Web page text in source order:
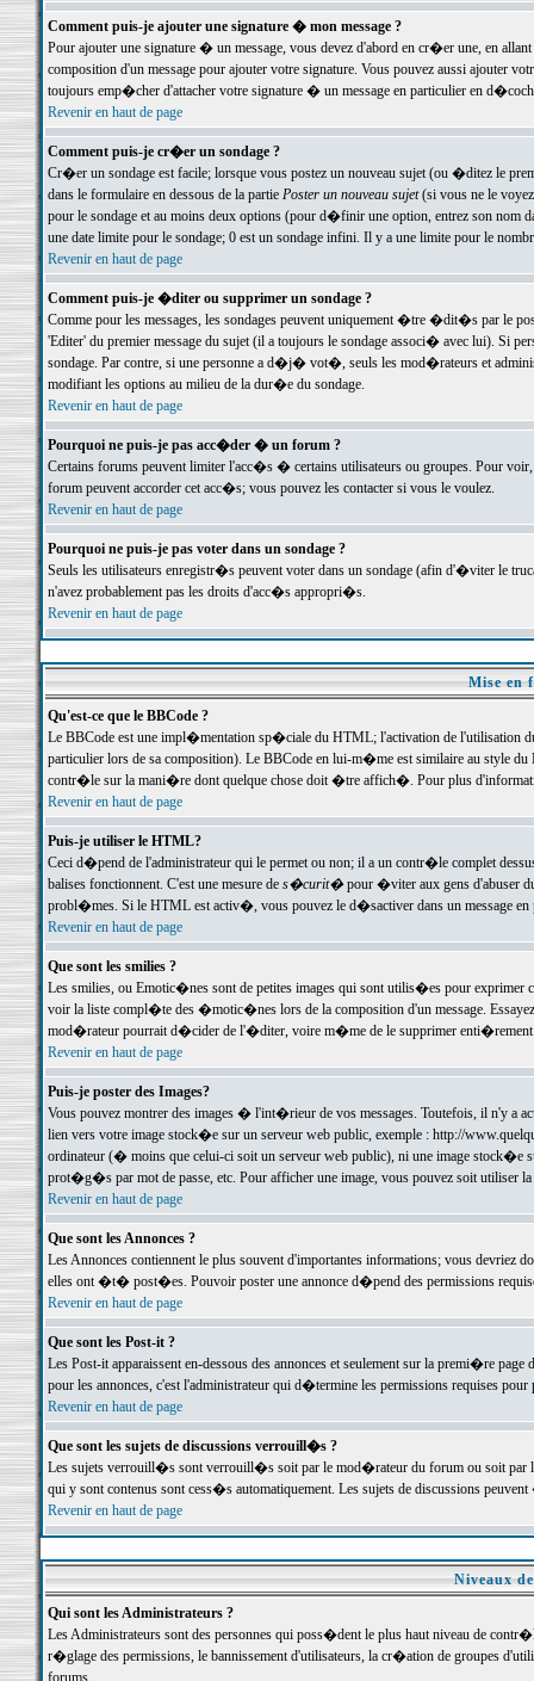
Comment puis-je ajouter une signature � mon message ?
Pour ajouter une signature � un message, vous devez d'abord en cr�er une, en
composition d'un message pour ajouter votre signature. Vous pouvez aussi ajouter
toujours emp�cher d'attacher votre signature � un message en particulier en
Revenir en haut de page
Comment puis-je cr�er un sondage ?
Cr�er un sondage est facile; lorsque vous postez un nouveau sujet (ou �ditez le
dans le formulaire en dessous de la partie Poster un nouveau sujet(si vous ne le voyez
pour le sondage et au moins deux options (pour d�finir une option, entrez son nom
une date limite pour le sondage; 0 est un sondage infini. Il y a une limite pour le
Revenir en haut de page
Comment puis-je �diter ou supprimer un sondage ?
Comme pour les messages, les sondages peuvent uniquement �tre �dit�s par le
'Editer' du premier message du sujet (il a toujours le sondage associ� avec lui). Si
sondage. Par contre, si une personne a d�j� vot�, seuls les mod�rateurs et
modifiant les options au milieu de la dur�e du sondage.
Revenir en haut de page
Pourquoi ne puis-je pas acc�der � un forum ?
Certains forums peuvent limiter l'acc�s � certains utilisateurs ou groupes. Pour
forum peuvent accorder cet acc�s; vous pouvez les contacter si vous le voulez.
Revenir en haut de page
Pourquoi ne puis-je pas voter dans un sondage ?
Seuls les utilisateurs enregistr�s peuvent voter dans un sondage (afin d'�viter le
n'avez probablement pas les droits d'acc�s appropri�s.
Revenir en haut de page
Mise en
Qu'est-ce que le BBCode ?
Le BBCode est une impl�mentation sp�ciale du HTML; l'activation de l'utilisation
particulier lors de sa composition). Le BBCode en lui-m�me est similaire au style
contr�le sur la mani�re dont quelque chose doit �tre affich�. Pour plus
Revenir en haut de page
Puis-je utiliser le HTML?
Ceci d�pend de l'administrateur qui le permet ou non; il a un contr�le complet
balises fonctionnent. C'est une mesure de s�curit�pour �viter aux gens d'abuser
probl�mes. Si le HTML est activ�, vous pouvez le d�sactiver dans un message en
Revenir en haut de page
Que sont les smilies ?
Les smilies, ou Emotic�nes sont de petites images qui sont utilis�es pour exprimer
voir la liste compl�te des �motic�nes lors de la composition d'un message.
mod�rateur pourrait d�cider de l'�diter, voire m�me de le supprimer
Revenir en haut de page
Puis-je poster des Images?
Vous pouvez montrer des images � l'int�rieur de vos messages. Toutefois, il n'y a
lien vers votre image stock�e sur un serveur web public, exemple : http://
ordinateur (� moins que celui-ci soit un serveur web public), ni une image stock�e
prot�g�s par mot de passe, etc. Pour afficher une image, vous pouvez soit
Revenir en haut de page
Que sont les Annonces ?
Les Annonces contiennent le plus souvent d'importantes informations; vous devriez
elles ont �t� post�es. Pouvoir poster une annonce d�pend des permissions
Revenir en haut de page
Que sont les Post-it ?
Les Post-it apparaissent en-dessous des annonces et seulement sur la premi�re
pour les annonces, c'est l'administrateur qui d�termine les permissions requises pour
Revenir en haut de page
Que sont les sujets de discussions verrouill�s ?
Les sujets verrouill�s sont verrouill�s soit par le mod�rateur du forum ou soit par
qui y sont contenus sont cess�s automatiquement. Les sujets de discussions
Revenir en haut de page
Niveaux
Qui sont les Administrateurs ?
Les Administrateurs sont des personnes qui poss�dent le plus haut niveau de
r�glage des permissions, le bannissement d'utilisateurs, la cr�ation de groupes
forums.